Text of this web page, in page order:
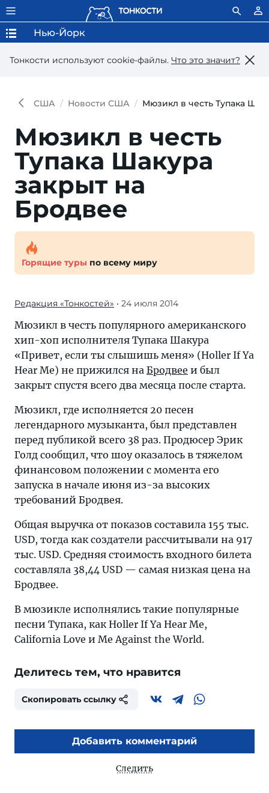
Тонкости используют сookie-файлы. Что это значит?
Нью-Йорк
США Новости США Мюзикл в честь Тупака
Мюзикл в честь
Тупака Шакура
закрыт на
Бродвее
Горящие туры по всему миру
Редакция «Тонкостей» • 24 июля 2014
Мюзикл в честь популярного американского
хип-хоп исполнителя Тупака Шакура
«Привет, если ты слышишь меня» (Holler If Ya
Hear Me) не прижился на Бродвее и был
закрыт спустя всего два месяца после старта.
Мюзикл, где исполняется 20 песен
легендарного музыканта, был представлен
перед публикой всего 38 раз. Продюсер Эрик
Голд сообщил, что шоу оказалось в тяжелом
финансовом положении с момента его
запуска в начале июня из-за высоких
требований Бродвея.
Общая выручка от показов составила 155 тыс.
USD, тогда как создатели рассчитывали на 917
тыс. USD. Средняя стоимость входного билета
составляла 38,44 USD — самая низкая цена на
Бродвее.
В мюзикле исполнялись такие популярные
песни Тупака, как Holler If Ya Hear Me,
California Love и Me Against the World.
Делитесь тем, что нравится
Скопировать ссылку
Добавить комментарий
Следить